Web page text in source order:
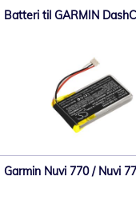
Batteri til GARMIN
Garmin Nuvi 770 / Nuvi